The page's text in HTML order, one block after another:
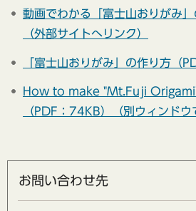
動画でわかる「富士山おりがみ
（外部サイトへリンク）
「富士山おりがみ」の作り方（
How to make "Mt.Fuji
（PDF：74KB）（別ウィンドウ
お問い合わせ先